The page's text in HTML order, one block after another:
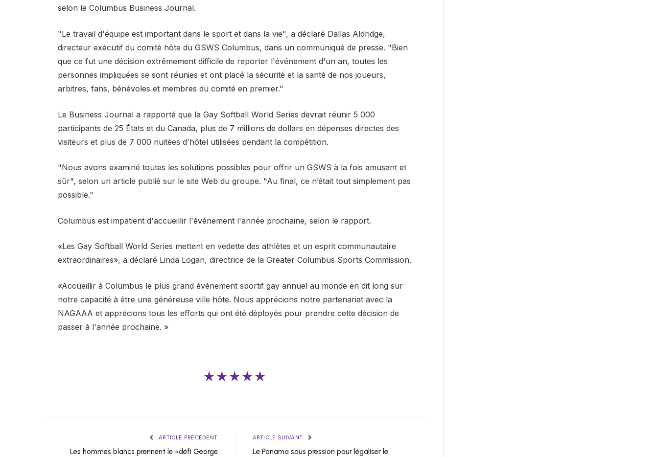
selon le Columbus Business Journal.
"Le travail d'équipe est important dans le sport et dans la vie", a déclaré Dallas Aldridge,
directeur exécutif du comité hôte du GSWS Columbus, dans un communiqué de presse. "Bien
que ce fut une décision extrêmement difficile de reporter l'événement d'un an, toutes les
personnes impliquées se sont réunies et ont placé la sécurité et la santé de nos joueurs,
arbitres, fans, bénévoles et membres du comité en premier."
Le Business Journal a rapporté que la Gay Softball World Series devrait réunir 5 000
participants de 25 États et du Canada, plus de 7 millions de dollars en dépenses directes des
visiteurs et plus de 7 000 nuitées d'hôtel utilisées pendant la compétition.
"Nous avons examiné toutes les solutions possibles pour offrir un GSWS à la fois amusant et
sûr", selon un article publié sur le site Web du groupe. "Au final, ce n’était tout simplement pas
possible."
Columbus est impatient d'accueillir l'événement l'année prochaine, selon le rapport.
«Les Gay Softball World Series mettent en vedette des athlètes et un esprit communautaire
extraordinaires», a déclaré Linda Logan, directrice de la Greater Columbus Sports Commission.
«Accueillir à Columbus le plus grand événement sportif gay annuel au monde en dit long sur
notre capacité à être une généreuse ville hôte. Nous apprécions notre partenariat avec la
NAGAAA et apprécions tous les efforts qui ont été déployés pour prendre cette décision de
passer à l'année prochaine. »
★★★★★
ARTICLE PRÉCÉDENT
Les hommes blancs prennent le «défi George
ARTICLE SUIVANT
Le Panama sous pression pour légaliser le